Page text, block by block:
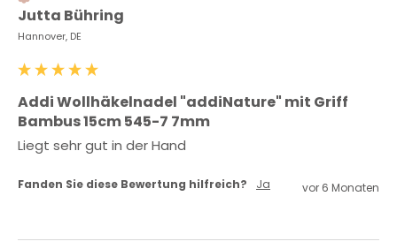
Jutta Bühring
Hannover, DE
Addi Wollhäkelnadel "addiNature" mit Griff
Bambus 15cm 545-7 7mm
Liegt sehr gut in der Hand
Fanden Sie diese Bewertung hilfreich? Ja vor 6 Monaten